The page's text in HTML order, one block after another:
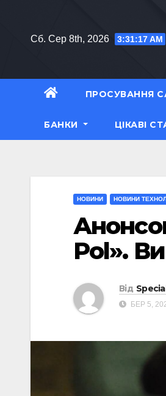
Сб. Сер 8th, 2026 3:31:19 AM
ПРОСУВАННЯ
БАНКИ ЦІКАВІ
НОВИНИ НОВИНИ
Pol».
Від
БЕР 5,